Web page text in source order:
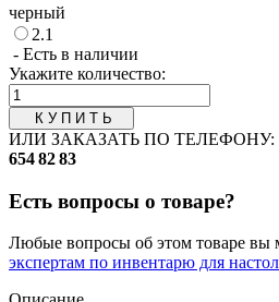
черный
2.1
- Есть в наличии
Укажите количество:
ИЛИ ЗАКАЗАТЬ ПО ТЕЛЕФОНУ:
654 82 83
Есть вопросы о товаре?
Любые вопросы об этом товаре вы
экспертам по инвентарю для